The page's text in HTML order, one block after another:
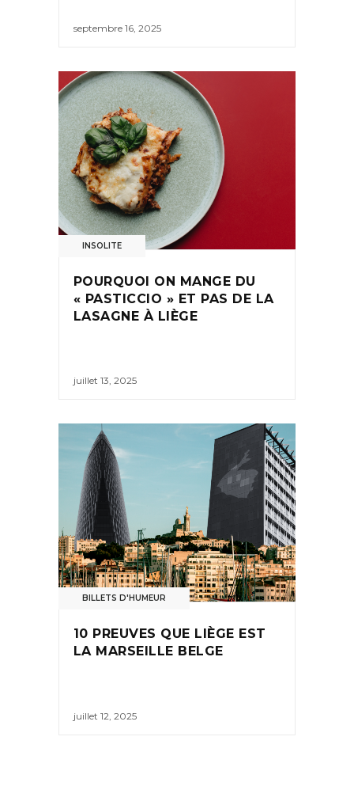
septembre 16, 2025
INSOLITE
POURQUOI ON MANGE DU
« PASTICCIO » ET PAS DE LA
LASAGNE À LIÈGE
juillet 13, 2025
BILLETS D'HUMEUR
10 PREUVES QUE LIÈGE EST
LA MARSEILLE BELGE
juillet 12, 2025